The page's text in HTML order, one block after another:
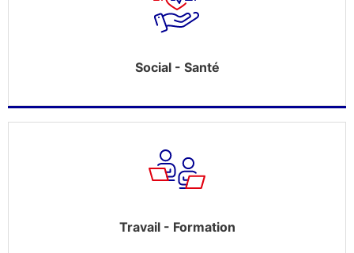
Social - Santé
Travail - Formation